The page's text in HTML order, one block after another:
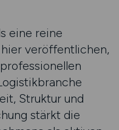
eine reine
veröffentlichen,
Struktur und
stärkt die